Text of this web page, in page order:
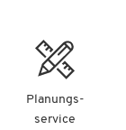
Planungs-
service